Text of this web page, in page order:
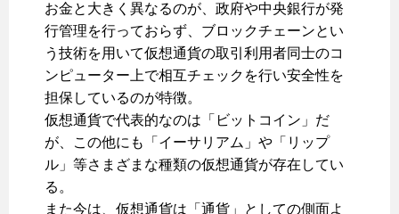
お金と大きく異なるのが、政府や中央銀行が発
行管理を行っておらず、ブロックチェーンとい
う技術を用いて仮想通貨の取引利用者同士のコ
ンピューター上で相互チェックを行い安全性を
担保しているのが特徴。
仮想通貨で代表的なのは「ビットコイン」だ
が、この他にも「イーサリアム」や「リップ
ル」等さまざまな種類の仮想通貨が存在してい
る。
また今は、仮想通貨は「通貨」としての側面よ